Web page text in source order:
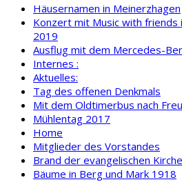
Häusernamen in Meinerzhagen
Konzert mit Music with friends
2019
Ausflug mit dem Mercedes-
Internes :
Aktuelles:
Tag des offenen Denkmals
Mit dem Oldtimerbus nach
Mühlentag 2017
Home
Mitglieder des Vorstandes
Brand der evangelischen
Bäume in Berg und Mark 1918